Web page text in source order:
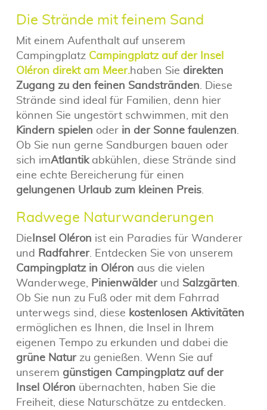
Die Strände mit feinem Sand
Mit einem Aufenthalt auf unserem
Campingplatz Campingplatz auf der Insel
Oléron direkt am Meer.haben Sie direkten
Zugang zu den feinen Sandstränden. Diese
Strände sind ideal für Familien, denn hier
können Sie ungestört schwimmen, mit den
Kindern spielen oder in der Sonne faulenzen.
Ob Sie nun gerne Sandburgen bauen oder
sich imAtlantikabkühlen, diese Strände sind
eine echte Bereicherung für einen
gelungenen Urlaub zum kleinen Preis.
Radwege Naturwanderungen
DieInsel Oléron ist ein Paradies für Wanderer
und Radfahrer. Entdecken Sie von unserem
Campingplatz in Oléron aus die vielen
Wanderwege, Pinienwälderund Salzgärten.
Ob Sie nun zu Fuß oder mit dem Fahrrad
unterwegs sind, diese kostenlosen Aktivitäten
ermöglichen es Ihnen, die Insel in Ihrem
eigenen Tempo zu erkunden und dabei die
grüne Naturzu genießen. Wenn Sie auf
unserem günstigen Campingplatz auf der
Insel Oléron übernachten, haben Sie die
Freiheit, diese Naturschätze zu entdecken.